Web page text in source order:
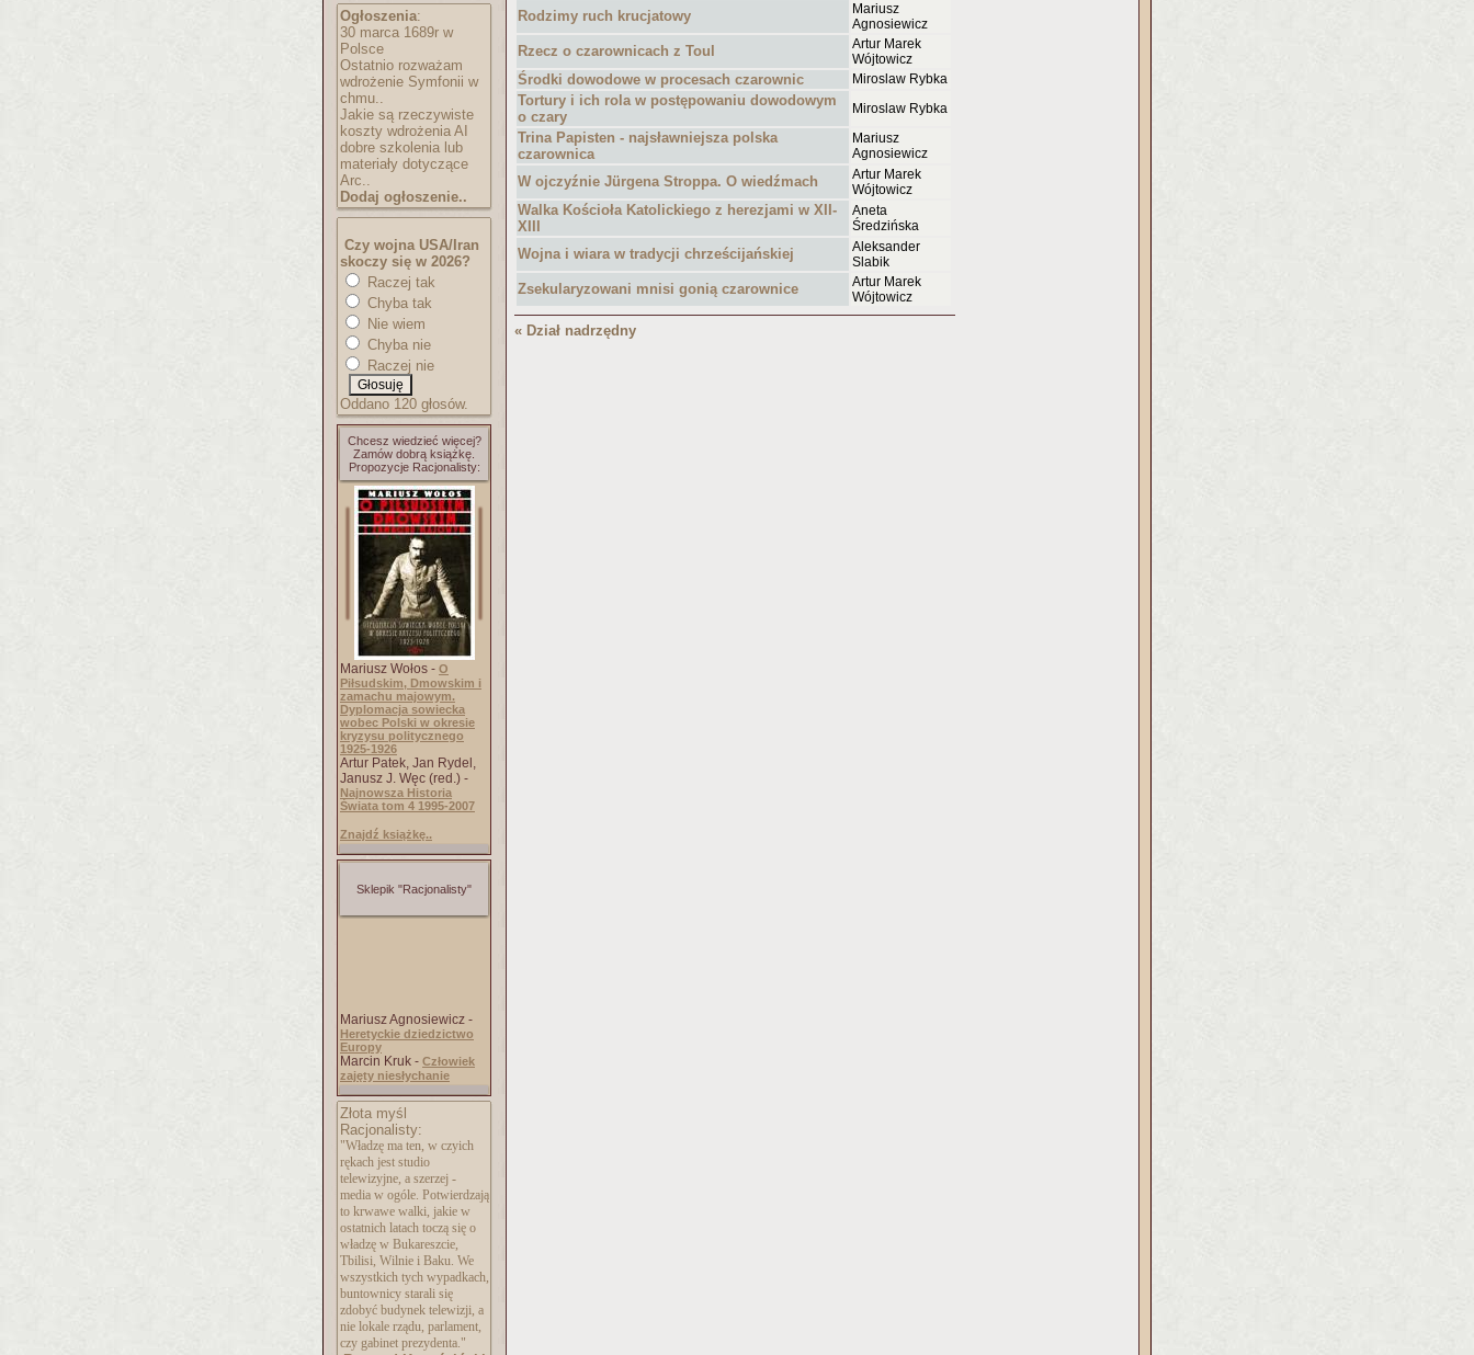
Ogłoszenia:
30 marca 1689r w
Polsce
Ostatnio rozważam
wdrożenie Symfonii w
chmu..
Jakie są rzeczywiste
koszty wdrożenia AI
dobre szkolenia lub
materiały dotyczące
Arc..
Dodaj ogłoszenie..
Czy wojna USA/Iran
skoczy się w 2026?
Raczej tak
Chyba tak
Nie wiem
Chyba nie
Raczej nie
Oddano 120 głosów.
Chcesz wiedzieć więcej?
Zamów dobrą książkę.
Propozycje Racjonalisty:
Mariusz Wołos - O
Piłsudskim, Dmowskim i
zamachu majowym.
Dyplomacja sowiecka
wobec Polski w okresie
kryzysu politycznego
1925-1926
Artur Patek, Jan Rydel,
Janusz J. Węc (red.) -
Najnowsza Historia
Świata tom 4 1995-2007
Znajdź książkę..
Sklepik "Racjonalisty"
Mariusz Agnosiewicz -
Heretyckie dziedzictwo
Europy
Marcin Kruk - Człowiek
zajęty niesłychanie
Złota myśl
Racjonalisty:
"Władzę ma ten, w czyich
rękach jest studio
telewizyjne, a szerzej -
media w ogóle. Potwierdzają
to krwawe walki, jakie w
ostatnich latach toczą się o
władzę w Bukareszcie,
Tbilisi, Wilnie i Baku. We
wszystkich tych wypadkach,
buntownicy starali się
zdobyć budynek telewizji, a
nie lokale rządu, parlament,
czy gabinet prezydenta."
Rodzimy ruch krucjatowy
Mariusz
Agnosiewicz
Rzecz o czarownicach z Toul
Artur Marek
Wójtowicz
Środki dowodowe w procesach czarownic Miroslaw Rybka
Tortury i ich rola w postępowaniu dowodowym
o czary
Miroslaw Rybka
Trina Papisten - najsławniejsza polska
czarownica
Mariusz
Agnosiewicz
W ojczyźnie Jürgena Stroppa. O wiedźmach
Artur Marek
Wójtowicz
Walka Kościoła Katolickiego z herezjami w XII-
XIII
Aneta
Średzińska
Wojna i wiara w tradycji chrześcijańskiej
Aleksander
Slabik
Zsekularyzowani mnisi gonią czarownice
Artur Marek
Wójtowicz
« Dział nadrzędny